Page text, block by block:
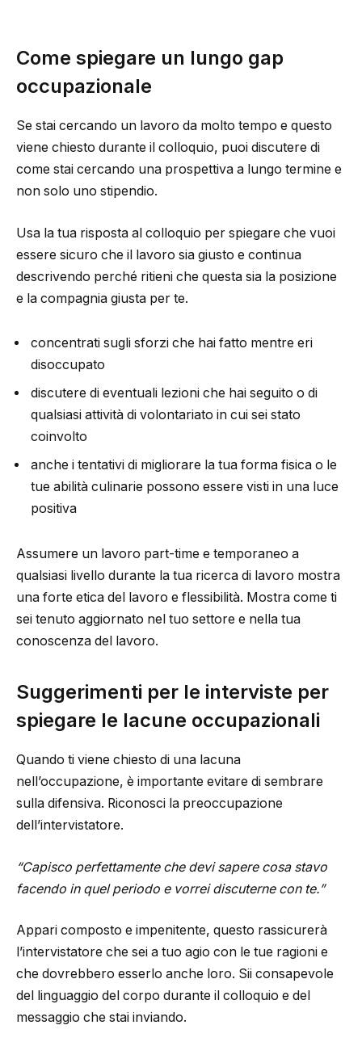
Come spiegare un lungo gap
occupazionale
Se stai cercando un lavoro da molto tempo e questo
viene chiesto durante il colloquio, puoi discutere di
come stai cercando una prospettiva a lungo termine e
non solo uno stipendio.
Usa la tua risposta al colloquio per spiegare che vuoi
essere sicuro che il lavoro sia giusto e continua
descrivendo perché ritieni che questa sia la posizione
e la compagnia giusta per te.
concentrati sugli sforzi che hai fatto mentre eri
disoccupato
discutere di eventuali lezioni che hai seguito o di
qualsiasi attività di volontariato in cui sei stato
coinvolto
anche i tentativi di migliorare la tua forma fisica o le
tue abilità culinarie possono essere visti in una luce
positiva
Assumere un lavoro part-time e temporaneo a
qualsiasi livello durante la tua ricerca di lavoro mostra
una forte etica del lavoro e flessibilità. Mostra come ti
sei tenuto aggiornato nel tuo settore e nella tua
conoscenza del lavoro.
Suggerimenti per le interviste per
spiegare le lacune occupazionali
Quando ti viene chiesto di una lacuna
nell’occupazione, è importante evitare di sembrare
sulla difensiva. Riconosci la preoccupazione
dell’intervistatore.
“Capisco perfettamente che devi sapere cosa stavo
facendo in quel periodo e vorrei discuterne con te.”
Appari composto e impenitente, questo rassicurerà
l’intervistatore che sei a tuo agio con le tue ragioni e
che dovrebbero esserlo anche loro. Sii consapevole
del linguaggio del corpo durante il colloquio e del
messaggio che stai inviando.